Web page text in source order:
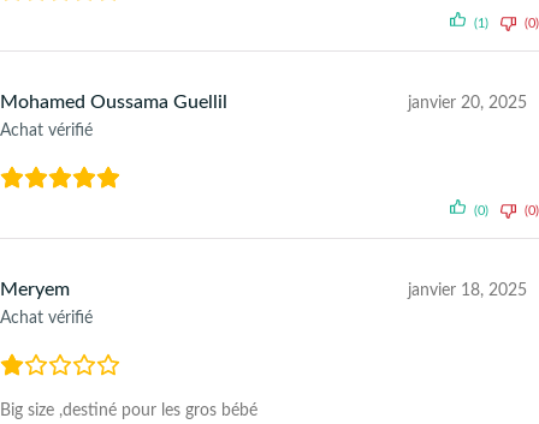
(1) (0)
Mohamed Oussama Guellil
Achat vérifié
janvier 20, 2025
(0) (0)
Meryem
Achat vérifié
janvier 18, 2025
Big size ,destiné pour les gros bébé